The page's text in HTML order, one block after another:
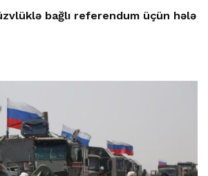
bağlı referendum üçün hələ